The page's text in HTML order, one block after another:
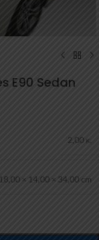
E90 Sedan
2,00 κ.
× 14,00 × 34,00 cm